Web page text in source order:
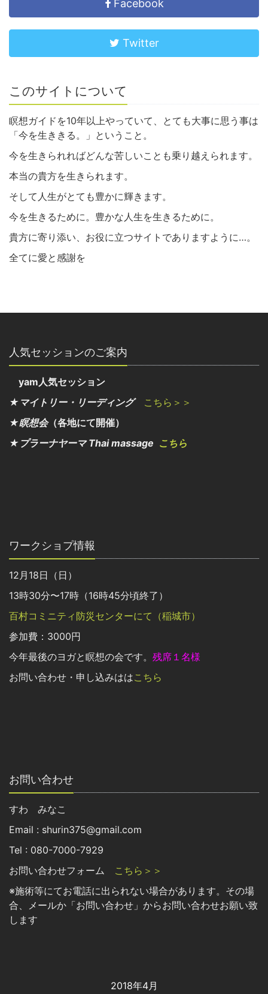
Facebook
Twitter
このサイトについて
瞑想ガイドを10年以上やっていて、とても大事に思う事は
「今を生ききる。」ということ。
今を生きられればどんな苦しいことも乗り越えられます。
本当の貴方を生きられます。
そして人生がとても豊かに輝きます。
今を生きるために。豊かな人生を生きるために。
貴方に寄り添い、お役に立つサイトでありますように…。
全てに愛と感謝を
人気セッションのご案内
yam人気セッション
★マイトリー・リーディング
こちら＞＞
★瞑想会（各地にて開催）
★プラーナヤーマ Thai massage こちら
ワークショプ情報
12月18日（日）
13時30分〜17時（16時45分頃終了）
百村コミニティ防災センターにて（稲城市）
参加費：3000円
今年最後のヨガと瞑想の会です。 残席１名様
お問い合わせ・申し込みははこちら
お問い合わせ
すわ みなこ
Email : shurin375@gmail.com
Tel : 080-7000-7929
お問い合わせフォーム こちら＞＞
※施術等にてお電話に出られない場合があります。その場
合、メールか「お問い合わせ」からお問い合わせお願い致
します
2018年4月